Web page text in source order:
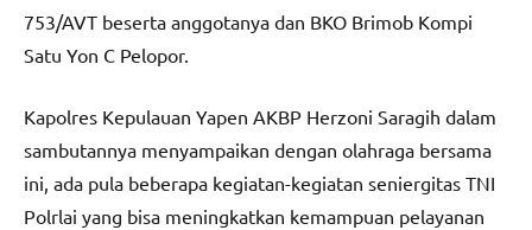
753/AVT beserta anggotanya dan BKO Brimob Kompi
Satu Yon C Pelopor.
Kapolres Kepulauan Yapen AKBP Herzoni Saragih dalam
sambutannya menyampaikan dengan olahraga bersama
ini, ada pula beberapa kegiatan-kegiatan seniergitas TNI
Polrlai yang bisa meningkatkan kemampuan pelayanan